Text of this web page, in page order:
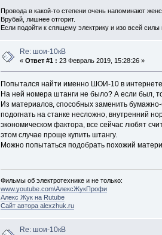
Провода в какой-то степени очень напоминают
Врубай, лишнее отгорит.
Если подойти к спящему электрику и изо всей
Re: шои-10кВ
«Ответ #1 : 23 Февраль 2019, 15:28:26 »
Попытался найти именно ШОИ-10 в
На ней номера штанги не было? А если был,
Из материалов, способных заменить бумажно-
подогнать на станке несложно, внутренний
экономическом фактора, все сейчас любят
этом случае проще купить штангу.
Можно попытаться подобрать похожий
Фильмы об электротехнике и не только:
www.youtube.com\АлексЖукПрофи
Алекс Жук на Rutube
Сайт автора alexzhuk.ru
Re: шои-10кВ